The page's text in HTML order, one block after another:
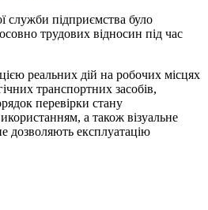
служби підприємства було
трудових відносин під час
реальних дій на робочих місцях
транспортних засобів,
перевірки стану
а також візуальне
дозволяють експлуатацію